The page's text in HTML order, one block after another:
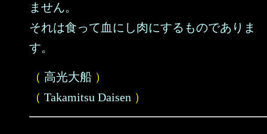
ません。
それは食って血にし肉にするものでありま
す。
（ 高光大船 ）
（ Takamitsu Daisen ）